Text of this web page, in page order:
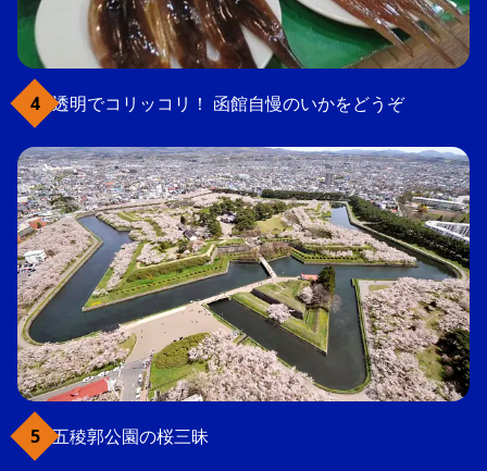
透明でコリッコリ！ 函館自慢のいかをどうぞ
五稜郭公園の桜三昧